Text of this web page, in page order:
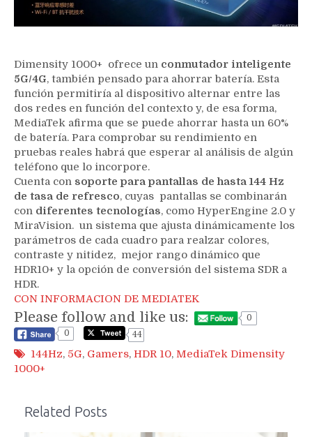
Dimensity 1000+ ofrece un conmutador inteligente
5G/4G, también pensado para ahorrar batería. Esta
función permitiría al dispositivo alternar entre las
dos redes en función del contexto y, de esa forma,
MediaTek afirma que se puede ahorrar hasta un 60%
de batería. Para comprobar su rendimiento en
pruebas reales habrá que esperar al análisis de algún
teléfono que lo incorpore.
Cuenta con soporte para pantallas de hasta 144 Hz
de tasa de refresco, cuyas pantallas se combinarán
con diferentes tecnologías, como HyperEngine 2.0 y
MiraVision. un sistema que ajusta dinámicamente los
parámetros de cada cuadro para realzar colores,
contraste y nitidez, mejor rango dinámico que
HDR10+ y la opción de conversión del sistema SDR a
HDR.
CON INFORMACION DE MEDIATEK
Please follow and like us:
0
0
44
144Hz, 5G, Gamers, HDR 10, MediaTek Dimensity
1000+
Related Posts